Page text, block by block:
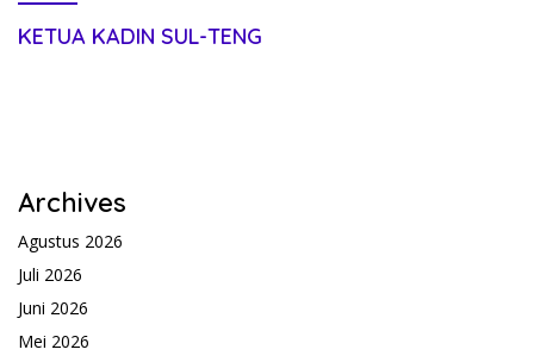
KETUA KADIN SUL-TENG
Archives
Agustus 2026
Juli 2026
Juni 2026
Mei 2026